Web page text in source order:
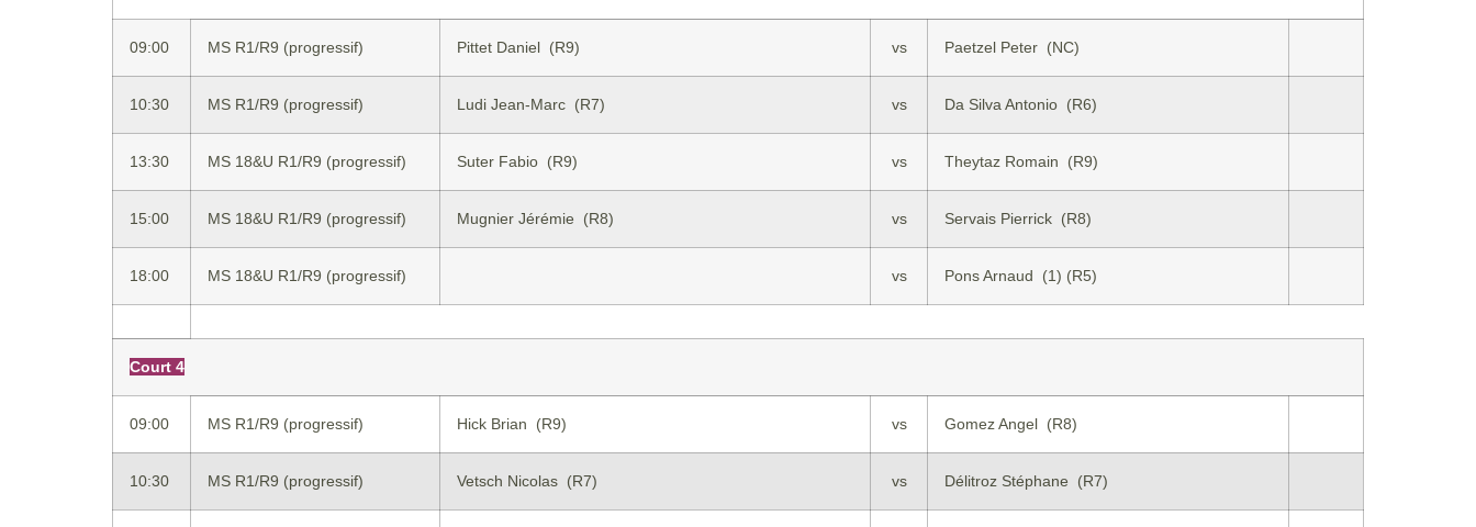
09:00 MS R1/R9 (progressif) Pittet Daniel (R9) vs Paetzel Peter (NC)
10:30 MS R1/R9 (progressif) Ludi Jean-Marc (R7) vs Da Silva Antonio (R6)
13:30 MS 18&U R1/R9 (progressif) Suter Fabio (R9) vs Theytaz Romain (R9)
15:00 MS 18&U R1/R9 (progressif) Mugnier Jérémie (R8) vs Servais Pierrick (R8)
18:00 MS 18&U R1/R9 (progressif) vs Pons Arnaud (1) (R5)
Court 4
09:00 MS R1/R9 (progressif) Hick Brian (R9) vs Gomez Angel (R8)
10:30 MS R1/R9 (progressif) Vetsch Nicolas (R7) vs Délitroz Stéphane (R7)